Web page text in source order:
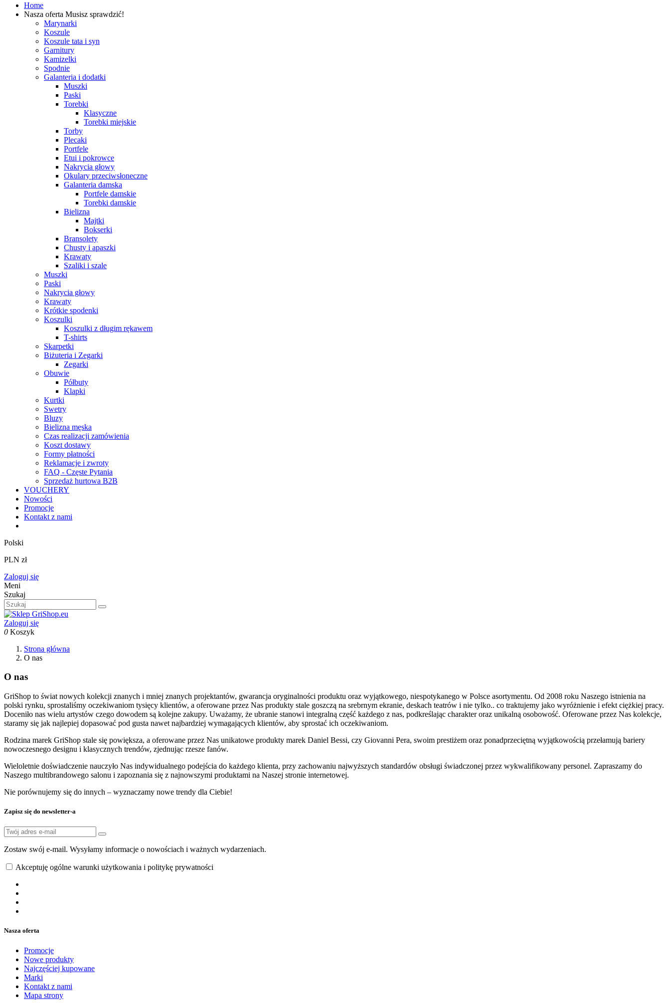
Home
Nasza oferta Musisz sprawdzić!
Marynarki
Koszule
Koszule tata i syn
Garnitury
Kamizelki
Spodnie
Galanteria i dodatki
Muszki
Paski
Torebki
Klasyczne
Torebki miejskie
Torby
Plecaki
Portfele
Etui i pokrowce
Nakrycia głowy
Okulary przeciwsłoneczne
Galanteria damska
Portfele damskie
Torebki damskie
Bielizna
Majtki
Bokserki
Bransolety
Chusty i apaszki
Krawaty
Szaliki i szale
Muszki
Paski
Nakrycia głowy
Krawaty
Krótkie spodenki
Koszulki
Koszulki z długim rękawem
T-shirts
Skarpetki
Biżuteria i Zegarki
Zegarki
Obuwie
Półbuty
Klapki
Kurtki
Swetry
Bluzy
Bielizna męska
Czas realizacji zamówienia
Koszt dostawy
Formy płatności
Reklamacje i zwroty
FAQ - Częste Pytania
Sprzedaż hurtowa B2B
VOUCHERY
Nowości
Promocje
Kontakt z nami
Polski
PLN zł
Zaloguj się
Meni
Szukaj
Zaloguj się
0 Koszyk
Strona główna
O nas
O nas
GriShop to świat nowych kolekcji znanych i mniej znanych projektantów, gwarancja oryginalności produktu oraz wyjątkowego, niespotykanego w Polsce asortymentu. Od 2008 roku Naszego istnienia na
polski rynku, sprostaliśmy oczekiwaniom tysięcy klientów, a oferowane przez Nas produkty stale goszczą na srebrnym ekranie, deskach teatrów i nie tylko.. co traktujemy jako wyróżnienie i efekt ciężkiej pracy.
Doceniło nas wielu artystów czego dowodem są kolejne zakupy. Uważamy, że ubranie stanowi integralną część każdego z nas, podkreślając charakter oraz unikalną osobowość. Oferowane przez Nas kolekcje,
staramy się jak najlepiej dopasować pod gusta nawet najbardziej wymagających klientów, aby sprostać ich oczekiwaniom.
Rodzina marek GriShop stale się powiększa, a oferowane przez Nas unikatowe produkty marek Daniel Bessi, czy Giovanni Pera, swoim prestiżem oraz ponadprzeciętną wyjątkowością przełamują bariery
nowoczesnego designu i klasycznych trendów, zjednując rzesze fanów.
Wieloletnie doświadczenie nauczyło Nas indywidualnego podejścia do każdego klienta, przy zachowaniu najwyższych standardów obsługi świadczonej przez wykwalifikowany personel. Zapraszamy do
Naszego multibrandowego salonu i zapoznania się z najnowszymi produktami na Naszej stronie internetowej.
Nie porównujemy się do innych – wyznaczamy nowe trendy dla Ciebie!
Zapisz się do newsletter-a
Zostaw swój e-mail. Wysyłamy informacje o nowościach i ważnych wydarzeniach.
Akceptuję ogólne warunki użytkowania i politykę prywatności
Nasza oferta
Promocje
Nowe produkty
Najczęściej kupowane
Marki
Kontakt z nami
Mapa strony